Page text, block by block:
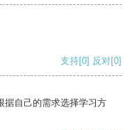
支持[0] 反对[0]
据自己的需求选择学习方